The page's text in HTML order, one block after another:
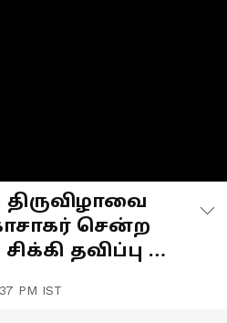
சென்ற
தவிப்பு –
PM IST